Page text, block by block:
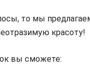
то мы
красоту!
вы сможете: